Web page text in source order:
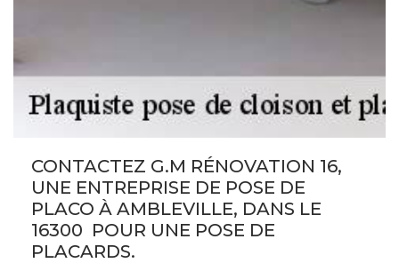
CONTACTEZ G.M RÉNOVATION 16,
UNE ENTREPRISE DE POSE DE
PLACO À AMBLEVILLE, DANS LE
16300 POUR UNE POSE DE
PLACARDS.